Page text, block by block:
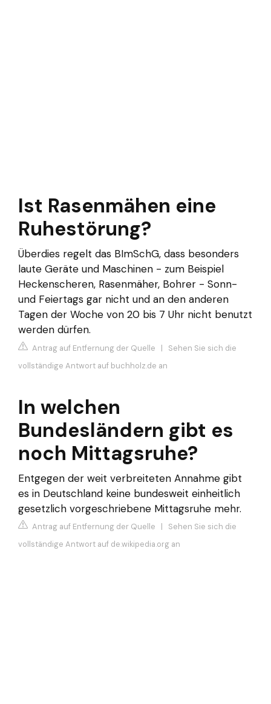
Ist Rasenmähen eine
Ruhestörung?
Überdies regelt das BImSchG, dass besonders
laute Geräte und Maschinen - zum Beispiel
Heckenscheren, Rasenmäher, Bohrer - Sonn-
und Feiertags gar nicht und an den anderen
Tagen der Woche von 20 bis 7 Uhr nicht benutzt
werden dürfen.
Antrag auf Entfernung der Quelle | Sehen Sie sich die
vollständige Antwort auf buchholz.de an
In welchen
Bundesländern gibt es
noch Mittagsruhe?
Entgegen der weit verbreiteten Annahme gibt
es in Deutschland keine bundesweit einheitlich
gesetzlich vorgeschriebene Mittagsruhe mehr.
Antrag auf Entfernung der Quelle | Sehen Sie sich die
vollständige Antwort auf de.wikipedia.org an